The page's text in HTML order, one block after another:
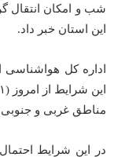
شب و امکان انتقال
این استان خبر داد.
اداره کل هواشناسی
مناطق غربی و جنوبی
در این شرایط